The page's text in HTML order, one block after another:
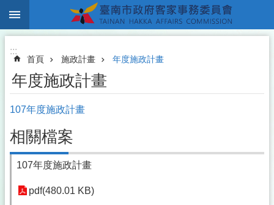
跳到主要內容區塊
:::
首頁 施政計畫 年度施政計畫
年度施政計畫
107年度施政計畫
相關檔案
107年度施政計畫
pdf(480.01 KB)